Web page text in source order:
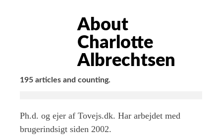
AUTHOR
BIO
About
Charlotte
Albrechtsen
195 articles and counting.
Ph.d. og ejer af Tovejs.dk. Har arbejdet med
brugerindsigt siden 2002.